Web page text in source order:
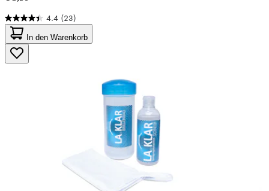
4.4 (23)
4.4
von
5
Sternen.
23
In den Warenkorb